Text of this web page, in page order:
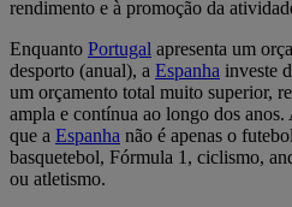
rendimento e à promoção da
Enquanto Portugal apresenta um
desporto (anual), a Espanha investe
um orçamento total muito superior,
ampla e contínua ao longo dos
que a Espanha não é apenas o
basquetebol, Fórmula 1, ciclismo,
ou atletismo.